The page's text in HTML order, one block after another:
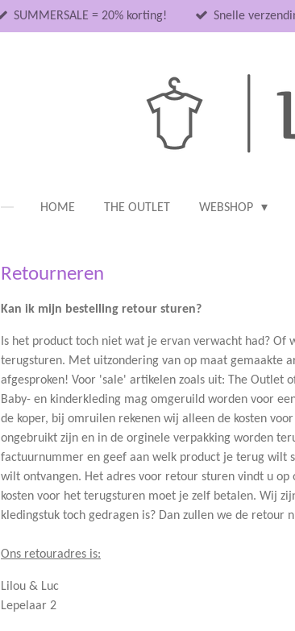
SUMMERSALE = 20% korting! Snelle
HOME THE OUTLET WEBSHOP
Retourneren
Kan ik mijn bestelling retour sturen?
Is het product toch niet wat je ervan verwacht had? Of
terugsturen. Met uitzondering van op maat gemaakte
afgesproken! Voor 'sale' artikelen zoals uit: The Outlet
Baby- en kinderkleding mag omgeruild worden voor
de koper, bij omruilen rekenen wij alleen de kosten
ongebruikt zijn en in de orginele verpakking worden
factuurnummer en geef aan welk product je terug wilt
wilt ontvangen. Het adres voor retour sturen vindt u op
kosten voor het terugsturen moet je zelf betalen. Wij
kledingstuk toch gedragen is? Dan zullen we de
Ons retouradres is:
Lilou & Luc
Lepelaar 2